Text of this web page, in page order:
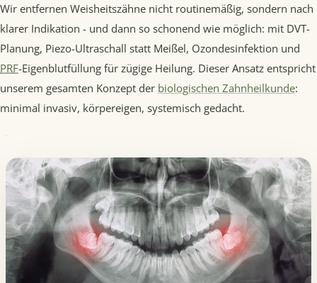
Wir entfernen Weisheitszähne nicht routinemäßig, sondern nach
klarer Indikation - und dann so schonend wie möglich: mit DVT-
Planung, Piezo-Ultraschall statt Meißel, Ozondesinfektion und
PRF-Eigenblutfüllung für zügige Heilung. Dieser Ansatz entspricht
unserem gesamten Konzept der biologischen Zahnheilkunde:
minimal invasiv, körpereigen, systemisch gedacht.